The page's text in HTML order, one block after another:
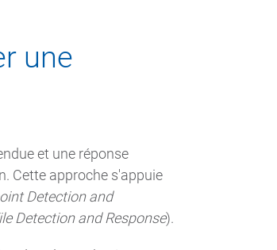
une
et une réponse
Cette approche s'appuie
Detection and
Detection and Response).